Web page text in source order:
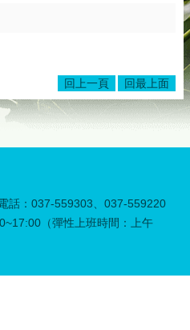
回上一頁 回最上面
話：037-559303、037-559220
（彈性上班時間：上午